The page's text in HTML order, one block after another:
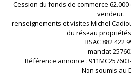
Cession du fonds de commerce
vendeur.
renseignements et visites Michel
du réseau
RSAC 882 422
mandat
Référence annonce : 911MC257603-
Non soumis au